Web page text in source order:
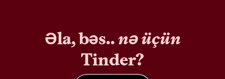
Əla, bəs..nə üçün
Tinder?